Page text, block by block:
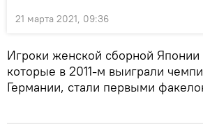
21 марта 2021, 09:36
Игроки женской сборной Японии
которые в 2011-м выиграли
Германии, стали первыми